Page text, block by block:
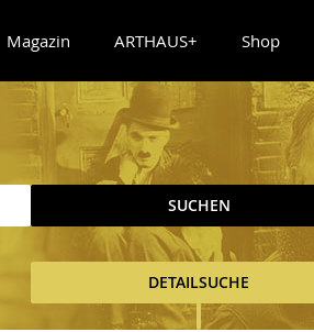
Magazin ARTHAUS+ Shop
SUCHEN
DETAILSUCHE